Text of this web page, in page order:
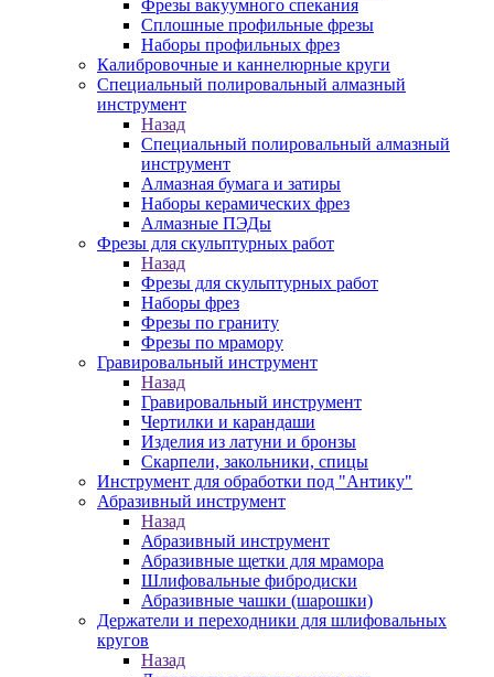
Фрезы вакуумного спекания
Сплошные профильные фрезы
Наборы профильных фрез
Калибровочные и каннелюрные круги
Специальный полировальный алмазный
инструмент
Назад
Специальный полировальный алмазный
инструмент
Алмазная бумага и затиры
Наборы керамических фрез
Алмазные ПЭДы
Фрезы для скульптурных работ
Назад
Фрезы для скульптурных работ
Наборы фрез
Фрезы по граниту
Фрезы по мрамору
Гравировальный инструмент
Назад
Гравировальный инструмент
Чертилки и карандаши
Изделия из латуни и бронзы
Скарпели, закольники, спицы
Инструмент для обработки под "Антику"
Абразивный инструмент
Назад
Абразивный инструмент
Абразивные щетки для мрамора
Шлифовальные фибродиски
Абразивные чашки (шарошки)
Держатели и переходники для шлифовальных
кругов
Назад